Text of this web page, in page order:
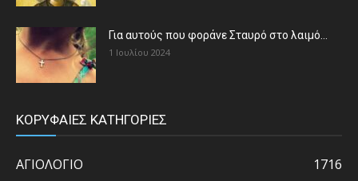
Για αυτούς που φοράνε Σταυρό στο λαιμό…
1 Ιουλίου 2024
ΚΟΡΥΦΑΙΕΣ ΚΑΤΗΓΟΡΙΕΣ
ΑΓΙΟΛΟΓΙΟ
1716